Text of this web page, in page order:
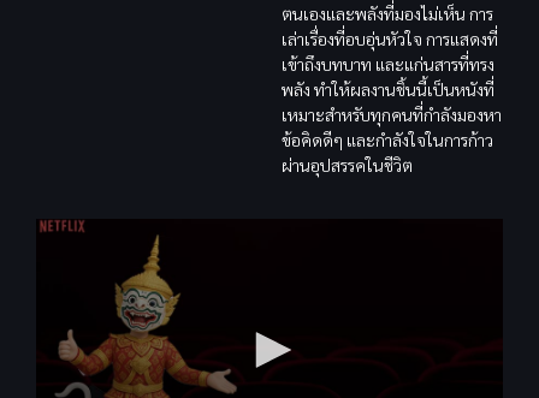
ตนเองและพลังที่มองไม่เห็น การ
เล่าเรื่องที่อบอุ่นหัวใจ การแสดงที่
เข้าถึงบทบาท และแก่นสารที่ทรง
พลัง ทำให้ผลงานชิ้นนี้เป็นหนังที่
เหมาะสำหรับทุกคนที่กำลังมองหา
ข้อคิดดีๆ และกำลังใจในการก้าว
ผ่านอุปสรรคในชีวิต